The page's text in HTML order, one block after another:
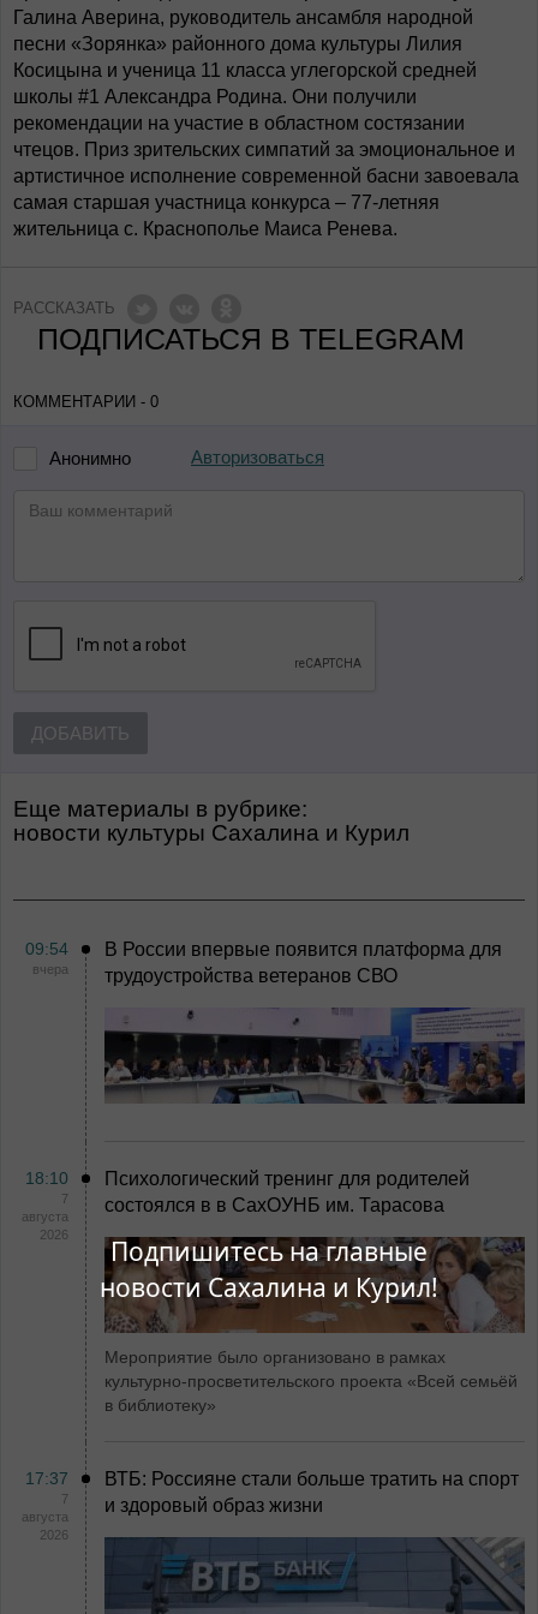
Подпишитесь на главные
новости Сахалина и Курил!
Галина Аверина, руководитель ансамбля народной
песни «Зорянка» районного дома культуры Лилия
Косицына и ученица 11 класса углегорской средней
школы #1 Александра Родина. Они получили
рекомендации на участие в областном состязании
чтецов. Приз зрительских симпатий за эмоциональное и
артистичное исполнение современной басни завоевала
самая старшая участница конкурса – 77-летняя
жительница с. Краснополье Маиса Ренева.
РАССКАЗАТЬ
ПОДПИСАТЬСЯ В TELEGRAM
КОММЕНТАРИИ - 0
Анонимно Авторизоваться
ДОБАВИТЬ
Еще материалы в рубрике:
Новости культуры Сахалина и Курил
09:54
вчера
В России впервые появится платформа для
трудоустройства ветеранов СВО
18:10
7
августа
2026
Психологический тренинг для родителей
состоялся в в СахОУНБ им. Тарасова
Мероприятие было организовано в рамках
культурно-просветительского проекта «Всей семьёй
в библиотеку»
17:37
7
августа
2026
ВТБ: Россияне стали больше тратить на спорт
и здоровый образ жизни